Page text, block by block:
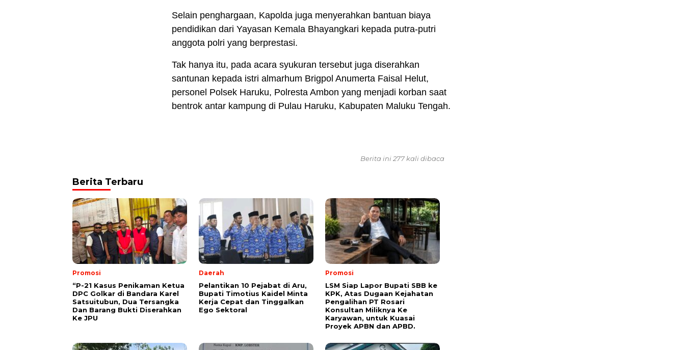
Selain penghargaan, Kapolda juga menyerahkan bantuan biaya
pendidikan dari Yayasan Kemala Bhayangkari kepada putra-putri
anggota polri yang berprestasi.
Tak hanya itu, pada acara syukuran tersebut juga diserahkan
santunan kepada istri almarhum Brigpol Anumerta Faisal Helut,
personel Polsek Haruku, Polresta Ambon yang menjadi korban saat
bentrok antar kampung di Pulau Haruku, Kabupaten Maluku Tengah.
Berita ini 277 kali dibaca
Berita Terbaru
Promosi
“P-21 Kasus Penikaman Ketua
DPC Golkar di Bandara Karel
Satsuitubun, Dua Tersangka
Dan Barang Bukti Diserahkan
Ke JPU
Daerah
Pelantikan 10 Pejabat di Aru,
Bupati Timotius Kaidel Minta
Kerja Cepat dan Tinggalkan
Ego Sektoral
Promosi
LSM Siap Lapor Bupati SBB ke
KPK, Atas Dugaan Kejahatan
Pengalihan PT Rosari
Konsultan Miliknya Ke
Karyawan, untuk Kuasai
Proyek APBN dan APBD.